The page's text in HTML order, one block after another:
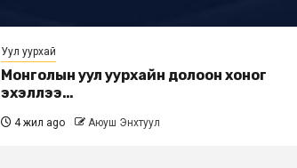
Уул уурхай
Монголын уул уурхайн долоон хоног
эхэллээ…
4 жил ago Аюуш Энхтуул